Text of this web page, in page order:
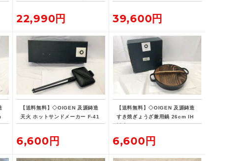
her Lover Tote ニベレザー トー
22,990円
L デイパック リュックサック バ
39,600円
【送料無料】◇OIGEN 及源鋳造
天火 ホットサンドメーカー F-41
6
6,600円
【送料無料】◇OIGEN 及源鋳造
すき焼ぎょうざ兼用鍋 26cm IH
対応
6,600円